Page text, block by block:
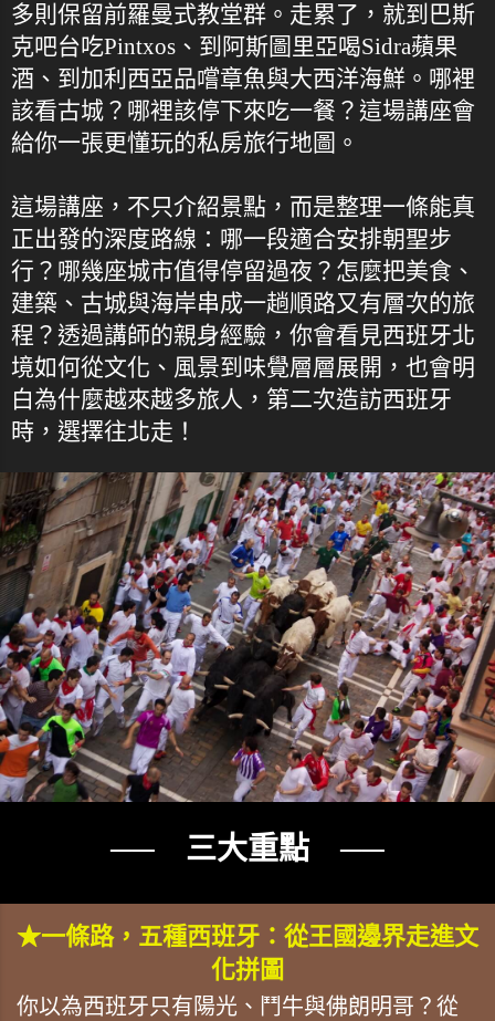
多則保留前羅曼式教堂群。走累了，就到巴斯
克吧台吃Pintxos、到阿斯圖里亞喝Sidra蘋果
酒、到加利西亞品嚐章魚與大西洋海鮮。哪裡
該看古城？哪裡該停下來吃一餐？這場講座會
給你一張更懂玩的私房旅行地圖。
這場講座，不只介紹景點，而是整理一條能真
正出發的深度路線：哪一段適合安排朝聖步
行？哪幾座城市值得停留過夜？怎麼把美食、
建築、古城與海岸串成一趟順路又有層次的旅
程？透過講師的親身經驗，你會看見西班牙北
境如何從文化、風景到味覺層層展開，也會明
白為什麼越來越多旅人，第二次造訪西班牙
時，選擇往北走！
── 三大重點 ──
★一條路，五種西班牙：從王國邊界走進文
化拼圖
你以為西班牙只有陽光、鬥牛與佛朗明哥？從